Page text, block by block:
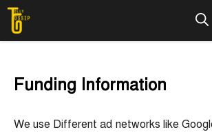
Skip
content
Funding Information
We use Different ad networks like